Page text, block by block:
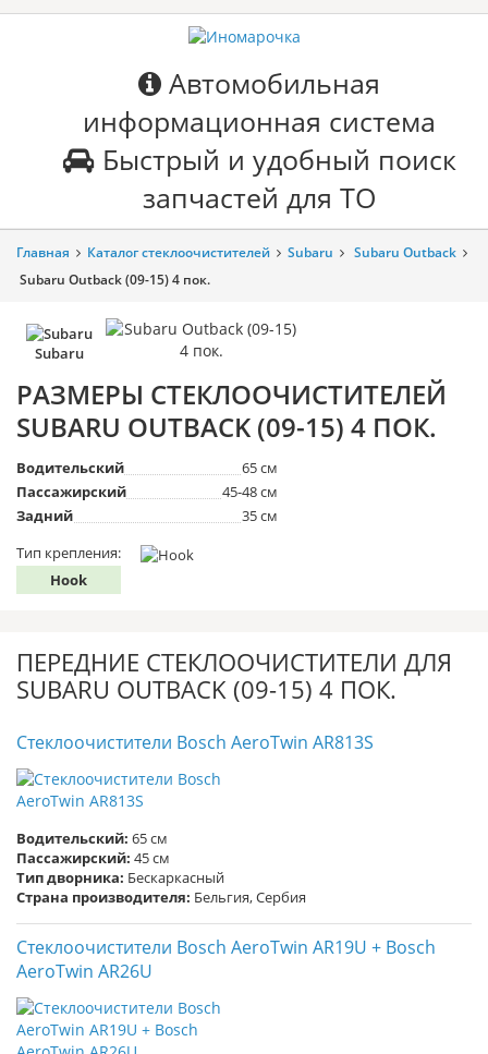
Автомобильная
информационная система
Быстрый и удобный поиск
запчастей для ТО
Главная Каталог стеклоочистителей Subaru
Subaru Outback
Subaru Outback (09-15) 4 пок.
Subaru
РАЗМЕРЫ СТЕКЛООЧИСТИТЕЛЕЙ
SUBARU OUTBACK (09-15) 4 ПОК.
Водительский
65 см
Пассажирский
45-48 см
Задний
35 см
Тип крепления:
Hook
ПЕРЕДНИЕ СТЕКЛООЧИСТИТЕЛИ ДЛЯ
SUBARU OUTBACK (09-15) 4 ПОК.
Стеклоочистители Bosch AeroTwin AR813S
Водительский: 65 см
Пассажирский: 45 см
Тип дворника: Бескаркасный
Страна производителя: Бельгия, Сербия
Стеклоочистители Bosch AeroTwin AR19U + Bosch
AeroTwin AR26U